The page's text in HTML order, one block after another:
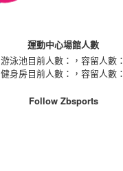
運動中心場館人數
游泳池目前人數：
，容留人數：
健身房目前人數：
，容留人數：
Follow Zbsports